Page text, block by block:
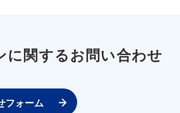
に関するお問い合わせ
フォーム